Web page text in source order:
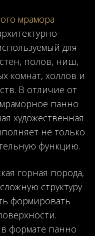
мрамора
для
полов, ниш,
комнат, холлов и
В отличие от
панно
художественная
не только
функцию.
горная порода,
структуру
формировать
формате панно